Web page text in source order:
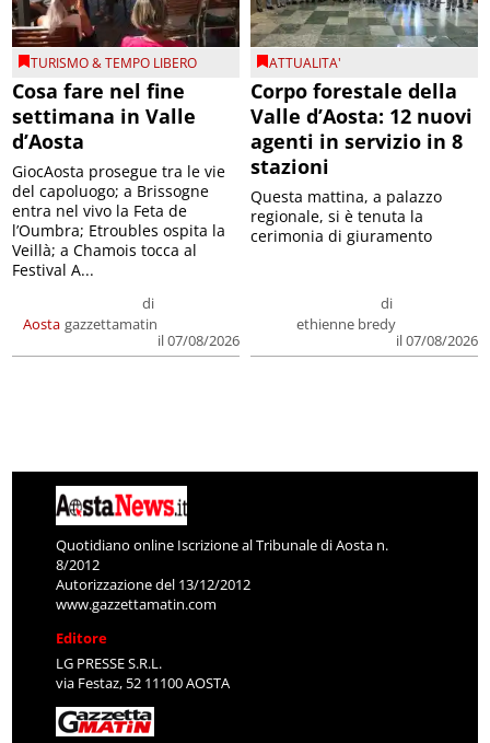
TURISMO & TEMPO LIBERO
Cosa fare nel fine
settimana in Valle
d’Aosta
Aosta
di
gazzettamatin
il 07/08/2026
GiocAosta prosegue tra le vie
del capoluogo; a Brissogne
entra nel vivo la Feta de
l’Oumbra; Etroubles ospita la
Veillà; a Chamois tocca al
Festival A...
ATTUALITA'
Corpo forestale della
Valle d’Aosta: 12 nuovi
agenti in servizio in 8
stazioni
di
ethienne bredy
il 07/08/2026
Questa mattina, a palazzo
regionale, si è tenuta la
cerimonia di giuramento
Quotidiano online Iscrizione al Tribunale di Aosta n.
8/2012
Autorizzazione del 13/12/2012
www.gazzettamatin.com
Editore
LG PRESSE S.R.L.
via Festaz, 52 11100 AOSTA